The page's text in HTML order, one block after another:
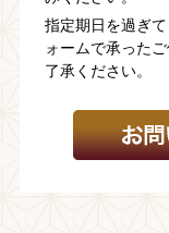
指定期日を過ぎ
ォームで承った
了承ください。